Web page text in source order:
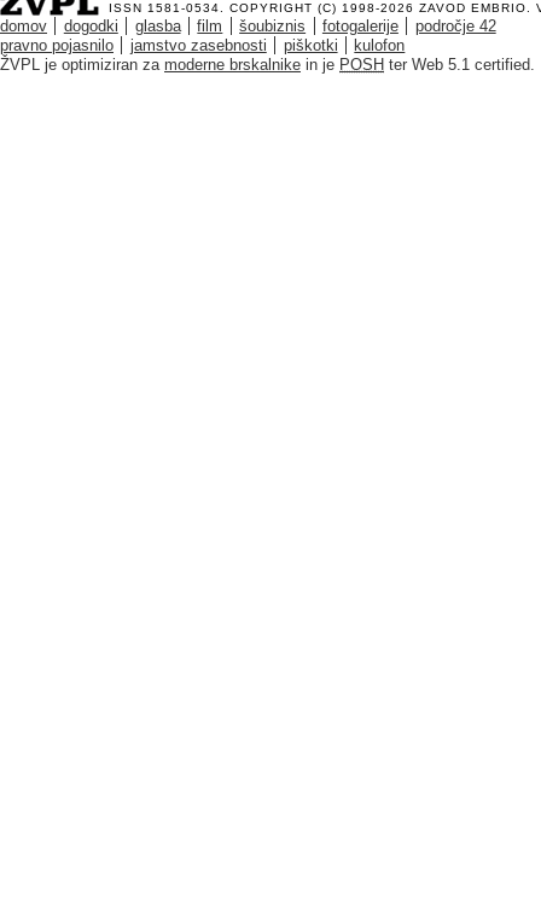
ISSN 1581-0534. COPYRIGHT (C) 1998-2026 ZAVOD EMBRIO .
domov dogodki glasba film šoubiznis fotogalerije
področje 42
pravno pojasnilo
jamstvo zasebnosti piškotki
kulofon
ŽVPL je optimiziran za moderne brskalnike in je POSH ter Web 5.1 certified.